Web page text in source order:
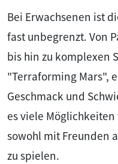
Bei Erwachsenen ist
fast unbegrenzt. Von
bis hin zu komplexen
"Terraforming Mars",
Geschmack und
es viele
sowohl mit Freunden
zu spielen.